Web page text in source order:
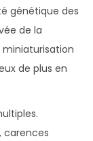
génétique des
de la
de plus en
carences